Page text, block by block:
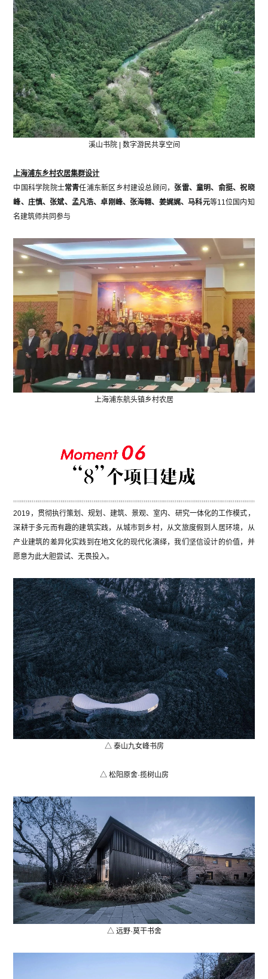
溪山书院 | 数字游民共享空间
上海浦东乡村农居集群设计
中国科学院院士常青任浦东新区乡村建设总顾问， 张雷、童明、俞挺、祝晓
峰、庄慎、张斌、孟凡浩、卓刚峰、张海翱、姜娓娓、马科元等11位国内知
名建筑师共同参与
上海浦东航头镇乡村农居
2019，贯彻执行策划、规划、建筑、景观、室内、研究一体化的工作模式，
深耕于多元而有趣的建筑实践，从城市到乡村，从文旅度假到人居环境，从
产业建筑的差异化实践到在地文化的现代化演绎，我们坚信设计的价值，并
愿意为此大胆尝试、无畏投入。
△ 泰山九女峰书房
△ 松阳原舍·揽树山房
△ 远野·莫干书舍